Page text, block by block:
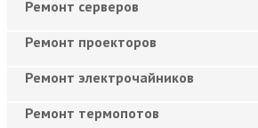
Ремонт серверов
Ремонт проекторов
Ремонт электрочайников
Ремонт термопотов